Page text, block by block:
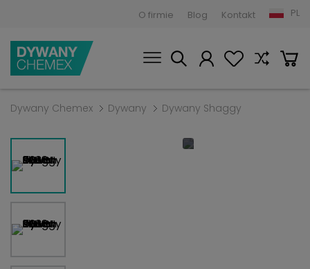
O firmie Blog Kontakt PL
Dywany Chemex Dywany Dywany Shaggy